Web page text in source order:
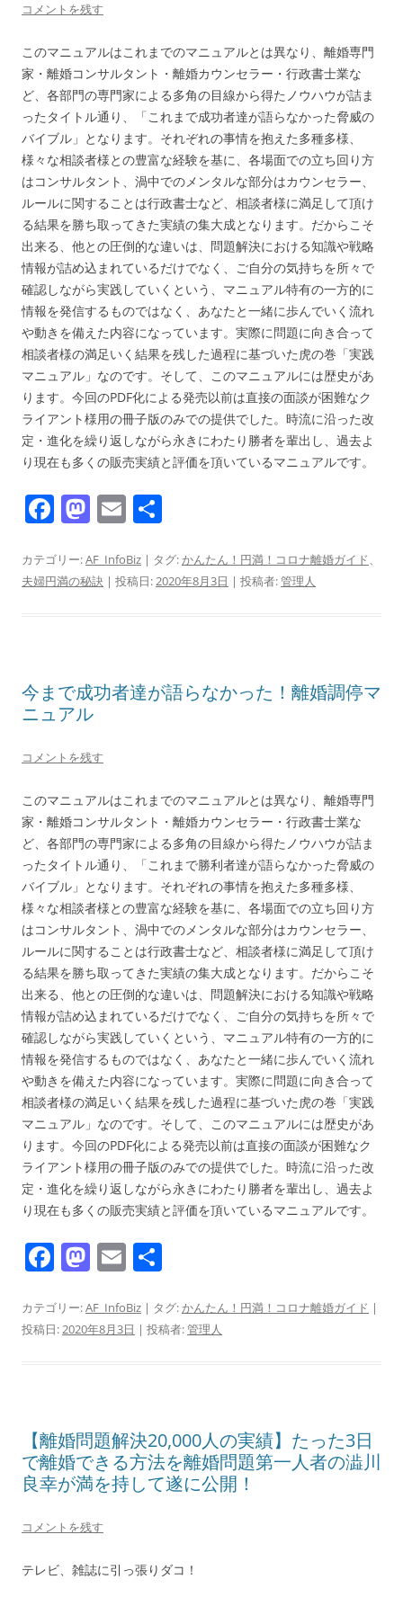
コメントを残す
このマニュアルはこれまでのマニュアルとは異なり、離婚専門
家・離婚コンサルタント・離婚カウンセラー・行政書士業な
ど、各部門の専門家による多角の目線から得たノウハウが詰ま
ったタイトル通り、「これまで成功者達が語らなかった脅威の
バイブル」となります。それぞれの事情を抱えた多種多様、
様々な相談者様との豊富な経験を基に、各場面での立ち回り方
はコンサルタント、渦中でのメンタルな部分はカウンセラー、
ルールに関することは行政書士など、相談者様に満足して頂け
る結果を勝ち取ってきた実績の集大成となります。だからこそ
出来る、他との圧倒的な違いは、問題解決における知識や戦略
情報が詰め込まれているだけでなく、ご自分の気持ちを所々で
確認しながら実践していくという、マニュアル特有の一方的に
情報を発信するものではなく、あなたと一緒に歩んでいく流れ
や動きを備えた内容になっています。実際に問題に向き合って
相談者様の満足いく結果を残した過程に基づいた虎の巻「実践
マニュアル」なのです。そして、このマニュアルには歴史があ
ります。今回のPDF化による発売以前は直接の面談が困難なク
ライアント様用の冊子版のみでの提供でした。時流に沿った改
定・進化を繰り返しながら永きにわたり勝者を輩出し、過去よ
り現在も多くの販売実績と評価を頂いているマニュアルです。
F
c
e
o
k
M
st
o
n
E
ai
l
カテゴリー:AF_InfoBiz | タグ:かんたん！円満！コロナ離婚ガイド、
夫婦円満の秘訣 | 投稿日:2020年8月3日 | 投稿者:管理人
今まで成功者達が語らなかった！離婚調停マ
ニュアル
コメントを残す
このマニュアルはこれまでのマニュアルとは異なり、離婚専門
家・離婚コンサルタント・離婚カウンセラー・行政書士業な
ど、各部門の専門家による多角の目線から得たノウハウが詰ま
ったタイトル通り、「これまで勝利者達が語らなかった脅威の
バイブル」となります。それぞれの事情を抱えた多種多様、
様々な相談者様との豊富な経験を基に、各場面での立ち回り方
はコンサルタント、渦中でのメンタルな部分はカウンセラー、
ルールに関することは行政書士など、相談者様に満足して頂け
る結果を勝ち取ってきた実績の集大成となります。だからこそ
出来る、他との圧倒的な違いは、問題解決における知識や戦略
情報が詰め込まれているだけでなく、ご自分の気持ちを所々で
確認しながら実践していくという、マニュアル特有の一方的に
情報を発信するものではなく、あなたと一緒に歩んでいく流れ
や動きを備えた内容になっています。実際に問題に向き合って
相談者様の満足いく結果を残した過程に基づいた虎の巻「実践
マニュアル」なのです。そして、このマニュアルには歴史があ
ります。今回のPDF化による発売以前は直接の面談が困難なク
ライアント様用の冊子版のみでの提供でした。時流に沿った改
定・進化を繰り返しながら永きにわたり勝者を輩出し、過去よ
り現在も多くの販売実績と評価を頂いているマニュアルです。
F
c
e
o
k
M
st
o
n
E
ai
l
カテゴリー:AF_InfoBiz | タグ:かんたん！円満！コロナ離婚ガイド |
投稿日:2020年8月3日 | 投稿者:管理人
【離婚問題解決20,000人の実績】たった3日
で離婚できる方法を離婚問題第一人者の澁川
良幸が満を持して遂に公開！
コメントを残す
テレビ、雑誌に引っ張りダコ！